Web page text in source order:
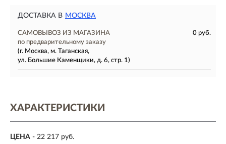
ДОСТАВКА В МОСКВА
САМОВЫВОЗ ИЗ МАГАЗИНА
0 руб.
по предварительному заказу
(г. Москва, м. Таганская,
ул. Большие Каменщики, д. 6, стр. 1)
ХАРАКТЕРИСТИКИ
ЦЕНА - 22 217 руб.